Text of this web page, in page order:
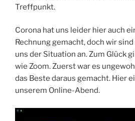
Treffpunkt.
Corona hat uns leider hier auch
Rechnung gemacht, doch wir
uns der Situation an. Zum Glück
wie Zoom. Zuerst war es
das Beste daraus gemacht. Hier
unserem Online-Abend.